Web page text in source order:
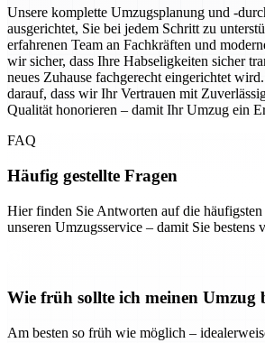
Unsere komplette Umzugsplanung und -
ausgerichtet, Sie bei jedem Schritt zu
erfahrenen Team an Fachkräften und
wir sicher, dass Ihre Habseligkeiten sicher
neues Zuhause fachgerecht eingerichtet
darauf, dass wir Ihr Vertrauen mit
Qualität honorieren – damit Ihr Umzug ein
FAQ
Häufig gestellte Fragen
Hier finden Sie Antworten auf die
unseren Umzugsservice – damit Sie bestens
Wie früh sollte ich meinen Umzug
Am besten so früh wie möglich –